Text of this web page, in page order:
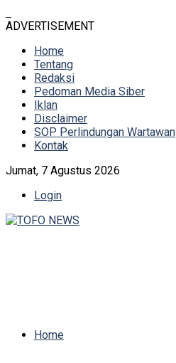
ADVERTISEMENT
Home
Tentang
Redaksi
Pedoman Media Siber
Iklan
Disclaimer
SOP Perlindungan Wartawan
Kontak
Jumat, 7 Agustus 2026
Login
Home